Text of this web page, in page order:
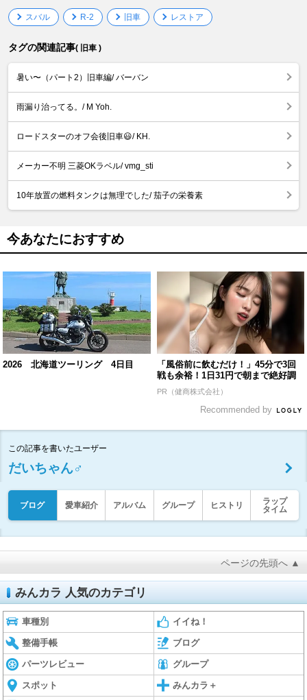
スバル R-2 旧車 レストア
タグの関連記事( 旧車 )
暑い〜（パート2）旧車編/ バーバン
雨漏り治ってる。/ M Yoh.
ロードスターのオフ会後旧車😃/ KH.
メーカー不明 三菱OKラベル/ vmg_sti
10年放置の燃料タンクは無理でした/ 茄子の栄養素
今あなたにおすすめ
2026 北海道ツーリング 4日目
「風俗前に飲むだけ！」45分で3回
戦も余裕！1日31円で朝まで絶好調
PR（健商株式会社）
Recommended by
この記事を書いたユーザー
だいちゃん♂
ブログ 愛車紹介 アルバム グループ ヒストリ
ラップ
タイム
ページの先頭へ ▲
みんカラ 人気のカテゴリ
車種別 イイね！
整備手帳 ブログ
パーツレビュー グループ
スポット みんカラ＋